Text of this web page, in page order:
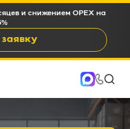
и снижением OPEX на